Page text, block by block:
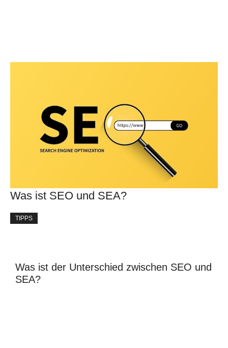
Was ist SEO und SEA?
TIPPS
Was ist der Unterschied zwischen SEO und
SEA?